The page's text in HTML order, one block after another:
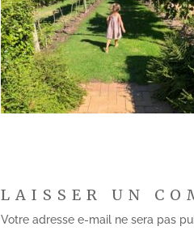
LAISSER UN
Votre adresse e-mail ne sera pas